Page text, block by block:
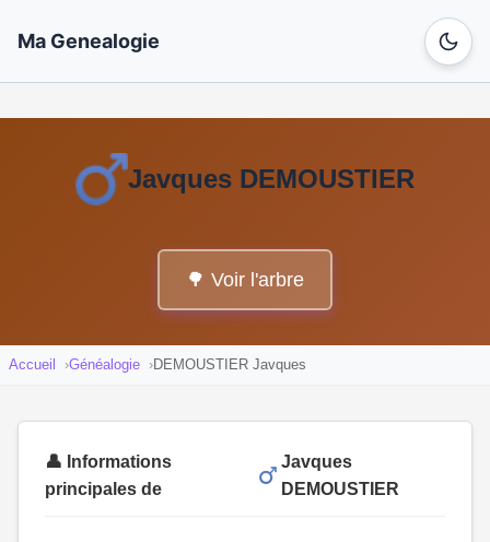
Ma Genealogie
Javques DEMOUSTIER
🌳 Voir l'arbre
Accueil Généalogie DEMOUSTIER Javques
👤 Informations
principales de
Javques
DEMOUSTIER